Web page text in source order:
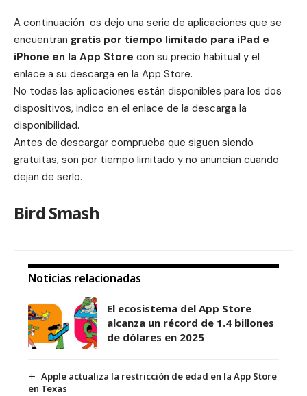
A continuación os dejo una serie de aplicaciones que se
encuentran gratis por tiempo limitado para iPad e
iPhone en la App Store con su precio habitual y el
enlace a su descarga en la App Store.
No todas las aplicaciones están disponibles para los dos
dispositivos, indico en el enlace de la descarga la
disponibilidad.
Antes de descargar comprueba que siguen siendo
gratuitas, son por tiempo limitado y no anuncian cuando
dejan de serlo.
Bird Smash
Noticias relacionadas
El ecosistema del App Store
alcanza un récord de 1.4 billones
de dólares en 2025
Apple actualiza la restricción de edad en la App Store
en Texas